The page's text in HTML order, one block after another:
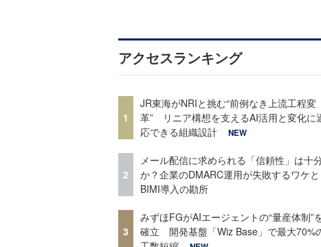
アクセスランキング
1
JR東海がNRIと挑む“前例なき上流工程変
革” リニア構想を支えるAI活用と変化に
応できる組織設計
NEW
2
メール配信に求められる「信頼性」は十
か？企業のDMARC運用が失敗するワケと
BIMI導入の勘所
3
みずほFGがAIエージェントの“量産体制”
確立 開発基盤「Wiz Base」で最大70%